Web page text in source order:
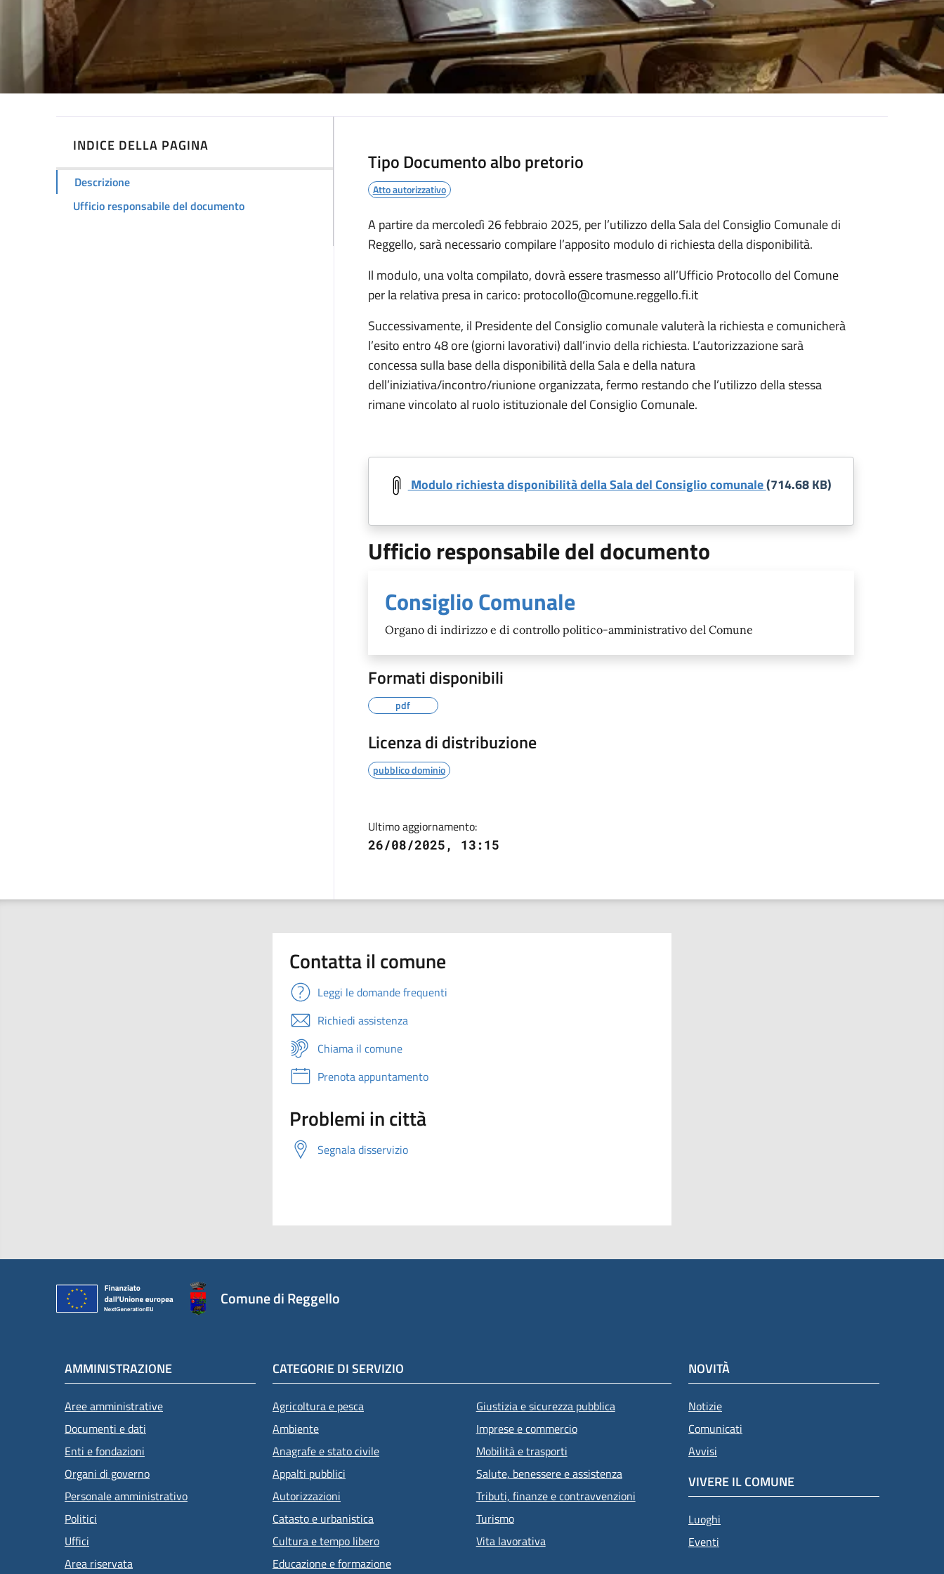
INDICE DELLA PAGINA
Descrizione
Ufficio responsabile del documento
Tipo Documento albo pretorio
Atto autorizzativo
Descrizione
A partire da mercoledì 26 febbraio 2025, per l’utilizzo della Sala del Consiglio Comunale di
Reggello, sarà necessario compilare l’apposito modulo di richiesta della disponibilità.
Il modulo, una volta compilato, dovrà essere trasmesso all’Ufficio Protocollo del Comune
per la relativa presa in carico: protocollo@comune.reggello.fi.it
Successivamente, il Presidente del Consiglio comunale valuterà la richiesta e comunicherà
l’esito entro 48 ore (giorni lavorativi) dall’invio della richiesta. L’autorizzazione sarà
concessa sulla base della disponibilità della Sala e della natura
dell’iniziativa/incontro/riunione organizzata, fermo restando che l’utilizzo della stessa
rimane vincolato al ruolo istituzionale del Consiglio Comunale.
Modulo richiesta disponibilità della Sala del Consiglio comunale(714.68 KB)
Ufficio responsabile del documento
Consiglio Comunale
Organo di indirizzo e di controllo politico-amministrativo del Comune
Formati disponibili
pdf
Licenza di distribuzione
pubblico dominio
Ultimo aggiornamento:
26/08/2025, 13:15
Contatta il comune
Leggi le domande frequenti
Richiedi assistenza
Chiama il comune
Prenota appuntamento
Problemi in città
Segnala disservizio
Comune di Reggello
AMMINISTRAZIONE
Aree amministrative
Documenti e dati
Enti e fondazioni
Organi di governo
Personale amministrativo
Politici
Uffici
Area riservata
CATEGORIE DI SERVIZIO
Agricoltura e pesca
Ambiente
Anagrafe e stato civile
Appalti pubblici
Autorizzazioni
Catasto e urbanistica
Cultura e tempo libero
Educazione e formazione
Giustizia e sicurezza pubblica
Imprese e commercio
Mobilità e trasporti
Salute, benessere e assistenza
Tributi, finanze e contravvenzioni
Turismo
Vita lavorativa
NOVITÀ
Notizie
Comunicati
Avvisi
VIVERE IL COMUNE
Luoghi
Eventi